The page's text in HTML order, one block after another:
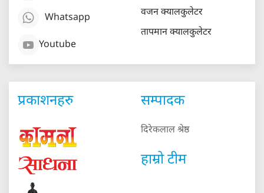
Whatsapp
Youtube
वजन क्यालकुलेटर
तापमान क्यालकुलेटर
प्रकाशनहरु सम्पादक
दिरेकलाल श्रेष्ठ
हाम्रो टीम